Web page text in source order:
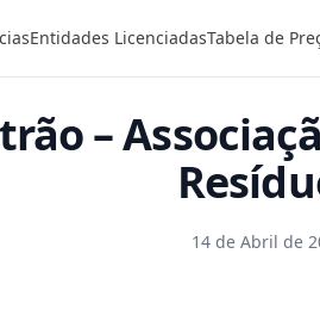
Entidades LicenciadasTabela de
–
14 de Abril de